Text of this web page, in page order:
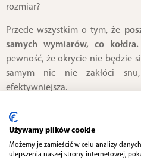
rozmiar?
Przede wszystkim o tym, że
samych wymiarów, co kołdra.
pewność, że okrycie nie będzie
samym nic nie zakłóci
efektywniejsza.
Do tego pamiętaj, że rozmiary
wielkości znajdujących się w
kompletów dołączane są jednak
W większości przypadków te
Używamy plików cookie
Możemy je zamieścić w celu analizy
ulepszenia naszej strony internetowej,